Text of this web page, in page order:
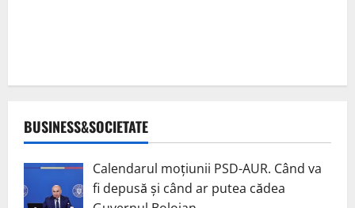
BUSINESS&SOCIETATE
Calendarul moțiunii PSD-AUR. Când va
fi depusă și când ar putea cădea